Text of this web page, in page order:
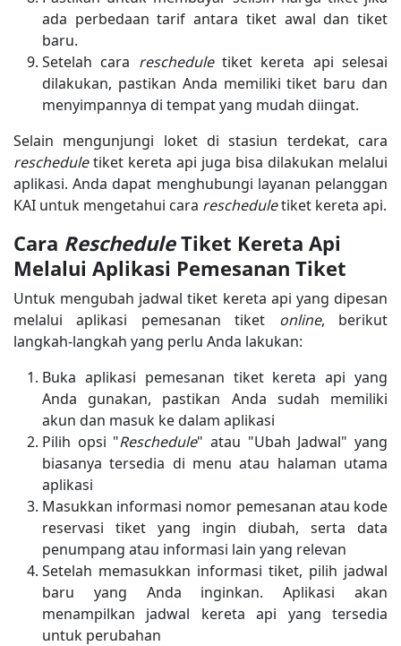
ada perbedaan tarif antara tiket awal dan tiket
baru.
Setelah cara rescheduletiket kereta api selesai
dilakukan, pastikan Anda memiliki tiket baru dan
menyimpannya di tempat yang mudah diingat.
Selain mengunjungi loket di stasiun terdekat, cara
rescheduletiket kereta api juga bisa dilakukan melalui
aplikasi. Anda dapat menghubungi layanan pelanggan
KAI untuk mengetahui cara rescheduletiket kereta api.
Cara RescheduleTiket Kereta Api
Melalui Aplikasi Pemesanan Tiket
Untuk mengubah jadwal tiket kereta api yang dipesan
melalui aplikasi pemesanan tiket online, berikut
langkah-langkah yang perlu Anda lakukan:
Buka aplikasi pemesanan tiket kereta api yang
Anda gunakan, pastikan Anda sudah memiliki
akun dan masuk ke dalam aplikasi
Pilih opsi "Reschedule" atau "Ubah Jadwal" yang
biasanya tersedia di menu atau halaman utama
aplikasi
Masukkan informasi nomor pemesanan atau kode
reservasi tiket yang ingin diubah, serta data
penumpang atau informasi lain yang relevan
Setelah memasukkan informasi tiket, pilih jadwal
baru yang Anda inginkan. Aplikasi akan
menampilkan jadwal kereta api yang tersedia
untuk perubahan